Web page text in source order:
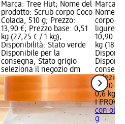
Marca: Tree Hut; Nome del
prodotto: Scrub corpo Coco
Colada, 510 g; Prezzo:
13,90 €; Prezzo base: 0,51
kg (27,25 € / 1 kg);
Disponibilità: Stato verde
Disponibile per la
consegna, Stato grigio
seleziona il negozio dm
Marca: I
Nome
corpo
ligure,
10,90 €;
kg
10,90 €
0,6 kg
I
con olio
g